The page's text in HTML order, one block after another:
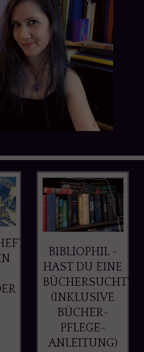
BIBLIOPHIL -
HAST DU EINE
BÜCHERSUCHT?
(INKLUSIVE
BÜCHER-
PFLEGE-
ANLEITUNG)